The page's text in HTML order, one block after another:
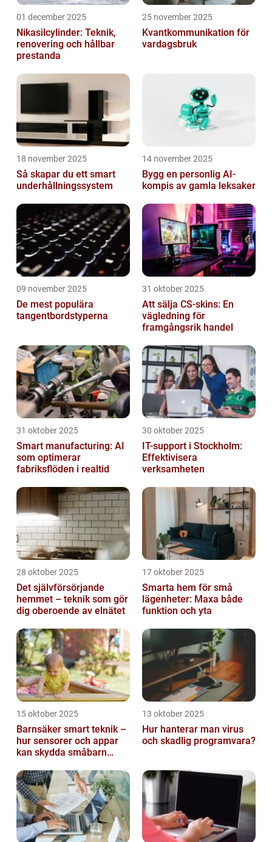
01 december 2025
Nikasilcylinder: Teknik,
renovering och hållbar
prestanda
25 november 2025
Kvantkommunikation för
vardagsbruk
18 november 2025
Så skapar du ett smart
underhållningssystem
14 november 2025
Bygg en personlig AI-
kompis av gamla leksaker
09 november 2025
De mest populära
tangentbordstyperna
31 oktober 2025
Att sälja CS-skins: En
vägledning för
framgångsrik handel
31 oktober 2025
Smart manufacturing: AI
som optimerar
fabriksflöden i realtid
30 oktober 2025
IT-support i Stockholm:
Effektivisera
verksamheten
28 oktober 2025
Det självförsörjande
hemmet – teknik som gör
dig oberoende av elnätet
17 oktober 2025
Smarta hem för små
lägenheter: Maxa både
funktion och yta
15 oktober 2025
Barnsäker smart teknik –
hur sensorer och appar
kan skydda småbarn
13 oktober 2025
Hur hanterar man virus
och skadlig programvara?